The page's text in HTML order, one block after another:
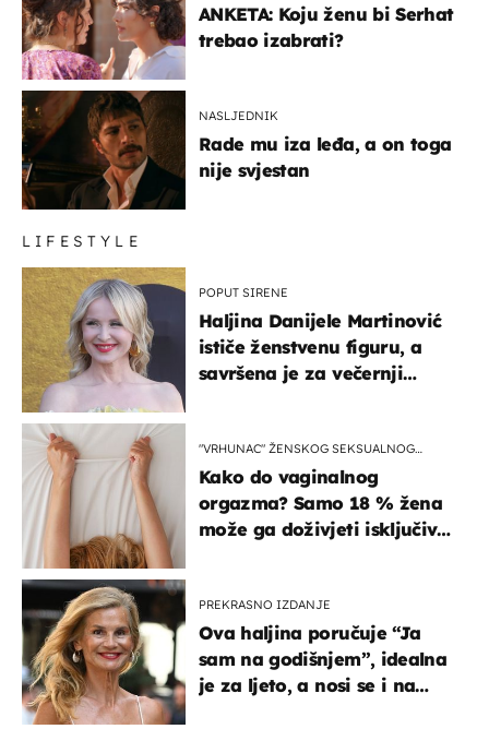
ANKETA: Koju ženu bi Serhat
trebao izabrati?
NASLJEDNIK
Rade mu iza leđa, a on toga
nije svjestan
LIFESTYLE
POPUT SIRENE
Haljina Danijele Martinović
ističe ženstvenu figuru, a
savršena je za večernji
"VRHUNAC" ŽENSKOG SEKSUALNOG
Kako do vaginalnog
orgazma? Samo 18 % žena
može ga doživjeti isključivo
PREKRASNO IZDANJE
Ova haljina poručuje “Ja
sam na godišnjem”, idealna
je za ljeto, a nosi se i na